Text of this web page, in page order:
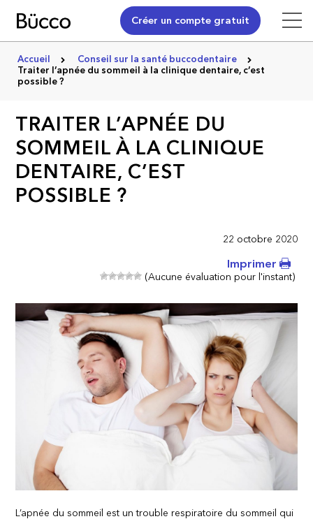
Créer un compte gratuit
Accueil
Conseil sur la santé buccodentaire
Traiter l’apnée du sommeil à la clinique dentaire, c’est
possible ?
TRAITER L’APNÉE DU
SOMMEIL À LA CLINIQUE
DENTAIRE, C’EST
POSSIBLE ?
22 octobre 2020
Imprimer
(Aucune évaluation pour l'instant)
L’apnée du sommeil est un trouble respiratoire du sommeil qui